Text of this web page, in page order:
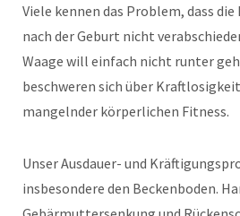
Viele kennen das Problem, dass die
nach der Geburt nicht
Waage will einfach nicht runter
beschweren sich über
mangelnder körperlichen Fitness.
Unser Ausdauer- und
insbesondere den Beckenboden.